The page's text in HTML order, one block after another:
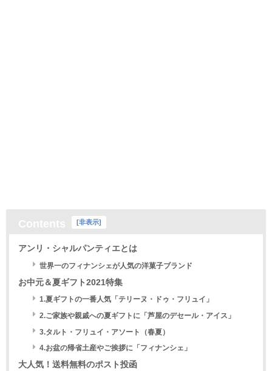
[非表示]
アンリ・シャルパンティエとは
世界一のフィナンシェが人気の洋菓子ブランド
お中元＆夏ギフト2021特集
1.夏ギフトの一番人気「テリーヌ・ドゥ・フリュイ」
2.ご家族や親戚への夏ギフトに「芦屋のデセール・アイス」
3.タルト・フリュイ・アソート（春夏）
4.お盆の帰省土産やご挨拶に「フィナンシェ」
大人気！送料無料のポスト投函